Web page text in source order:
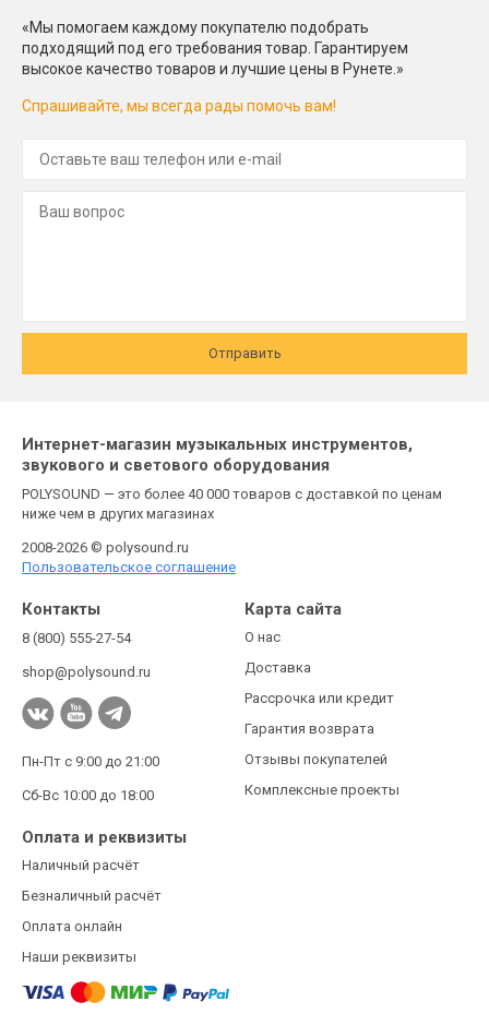
«Мы помогаем каждому покупателю подобрать
подходящий под его требования товар. Гарантируем
высокое качество товаров и лучшие цены в Рунете.»
Спрашивайте, мы всегда рады помочь вам!
Отправить
Интернет-магазин музыкальных инструментов,
звукового и светового оборудования
POLYSOUND — это более 40 000 товаров с доставкой по ценам
ниже чем в других магазинах
2008-2026 © polysound.ru
Пользовательское соглашение
Контакты
8 (800) 555-27-54
shop@polysound.ru
Пн-Пт с 9:00 до 21:00
Сб-Вс 10:00 до 18:00
Карта сайта
О нас
Доставка
Рассрочка или кредит
Гарантия возврата
Отзывы покупателей
Комплексные проекты
Оплата и реквизиты
Наличный расчёт
Безналичный расчёт
Оплата онлайн
Наши реквизиты